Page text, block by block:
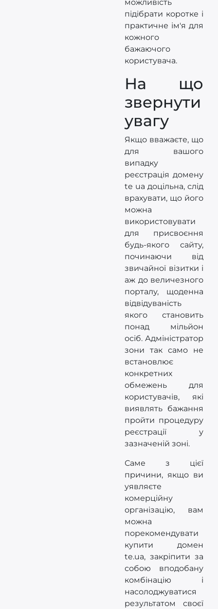
можливість
підібрати коротке і
практичне ім'я для
кожного
бажаючого
користувача.
На що
звернути
увагу
Якщо вважаєте, що
для вашого
випадку
реєстрація домену
te ua доцільна, слід
врахувати, що його
можна
використовувати
для присвоєння
будь-якого сайту,
починаючи від
звичайної візитки і
аж до величезного
порталу, щоденна
відвідуваність
якого становить
понад мільйон
осіб. Адміністратор
зони так само не
встановлює
конкретних
обмежень для
користувачів, які
виявлять бажання
пройти процедуру
реєстрації у
зазначеній зоні.
Саме з цієї
причини, якщо ви
уявляєте
комерційну
організацію, вам
можна
порекомендувати
купити домен
te.ua, закріпити за
собою вподобану
комбінацію і
насолоджуватися
результатом своєї